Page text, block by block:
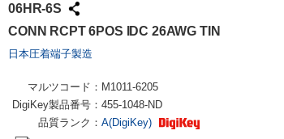
06HR-6S
CONN RCPT 6POS IDC 26AWG TIN
日本圧着端子製造
マルツコード： M1011-6205
DigiKey製品番号： 455-1048-ND
品質ランク： A(DigiKey)